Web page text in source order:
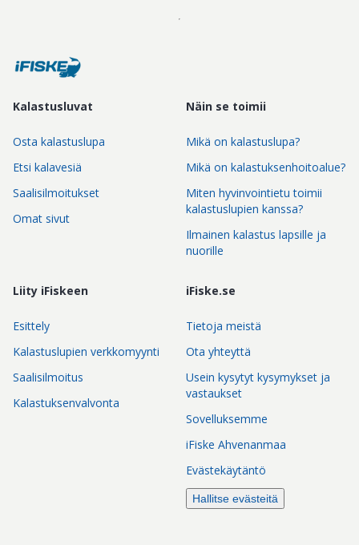
Kalastusluvat
Osta kalastuslupa
Etsi kalavesiä
Saalisilmoitukset
Omat sivut
Näin se toimii
Mikä on kalastuslupa?
Mikä on kalastuksenhoitoalue?
Miten hyvinvointietu toimii
kalastuslupien kanssa?
Ilmainen kalastus lapsille ja
nuorille
Liity iFiskeen
Esittely
Kalastuslupien verkkomyynti
Saalisilmoitus
Kalastuksenvalvonta
iFiske.se
Tietoja meistä
Ota yhteyttä
Usein kysytyt kysymykset ja
vastaukset
Sovelluksemme
iFiske Ahvenanmaa
Evästekäytäntö
Hallitse evästeitä